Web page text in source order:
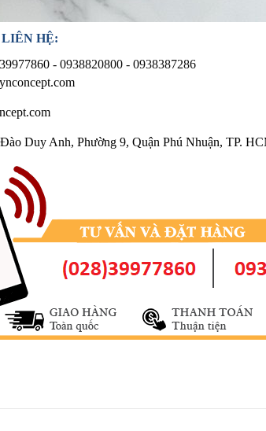
HỆ:
- 0938820800 - 0938387286
Duy Anh, Phường 9, Quận Phú Nhuận, TP.